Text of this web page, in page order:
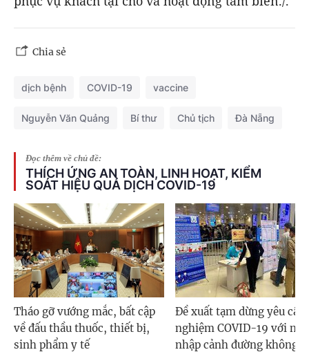
Chia sẻ
dịch bệnh COVID-19 vaccine
Nguyễn Văn Quảng Bí thư Chủ tịch Đà Nẵng
Đọc thêm về chủ đề:
THÍCH ỨNG AN TOÀN, LINH HOẠT, KIỂM
SOÁT HIỆU QUẢ DỊCH COVID-19
Tháo gỡ vướng mắc, bất cập
về đấu thầu thuốc, thiết bị,
sinh phẩm y tế
Đề xuất tạm dừng yêu cầu
nghiệm COVID-19 với
nhập cảnh đường không